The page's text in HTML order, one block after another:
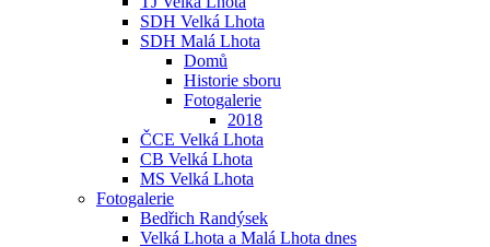
SDH Velká Lhota
SDH Malá Lhota
Domů
Historie sboru
Fotogalerie
2018
ČCE Velká Lhota
CB Velká Lhota
MS Velká Lhota
Fotogalerie
Bedřich Randýsek
Velká Lhota a Malá Lhota dnes